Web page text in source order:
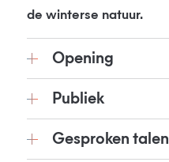
de winterse natuur.
Opening
Publiek
Gesproken talen